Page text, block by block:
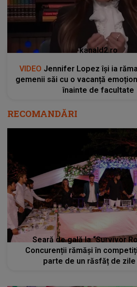
kanald2.ro
VIDEO Jennifer Lopez își ia
gemenii săi cu o vacanță
înainte de facultate
RECOMANDĂRI
Seară de gală la “Survivor
Concurenții rămăși în
parte de un răsfăț de zile